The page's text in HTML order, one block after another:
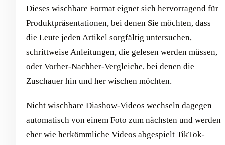
Dieses wischbare Format eignet sich hervorragend für
Produktpräsentationen, bei denen Sie möchten, dass
die Leute jeden Artikel sorgfältig untersuchen,
schrittweise Anleitungen, die gelesen werden müssen,
oder Vorher-Nachher-Vergleiche, bei denen die
Zuschauer hin und her wischen möchten.
Nicht wischbare Diashow-Videos wechseln dagegen
automatisch von einem Foto zum nächsten und werden
eher wie herkömmliche Videos abgespielt TikTok-